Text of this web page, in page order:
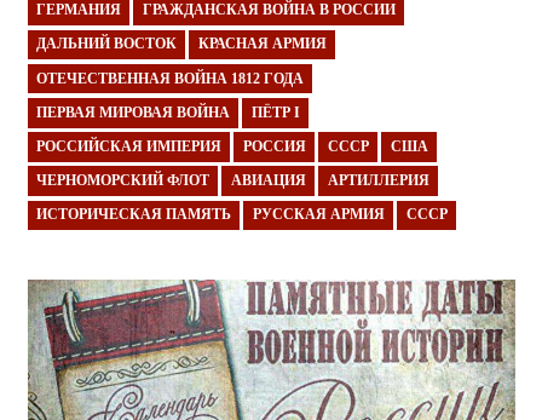
ГЕРМАНИЯ ГРАЖДАНСКАЯ ВОЙНА В РОССИИ
ДАЛЬНИЙ ВОСТОК КРАСНАЯ АРМИЯ
ОТЕЧЕСТВЕННАЯ ВОЙНА 1812 ГОДА
ПЕРВАЯ МИРОВАЯ ВОЙНА ПЁТР I
РОССИЙСКАЯ ИМПЕРИЯ РОССИЯ СССР США
ЧЕРНОМОРСКИЙ ФЛОТ АВИАЦИЯ АРТИЛЛЕРИЯ
ИСТОРИЧЕСКАЯ ПАМЯТЬ РУССКАЯ АРМИЯ СССР